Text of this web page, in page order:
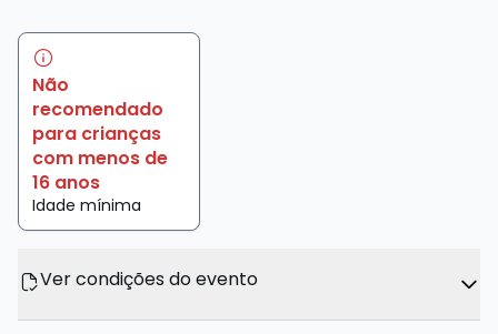
Não
recomendado
para crianças
com menos de
16 anos
Idade mínima
Ver condições do evento